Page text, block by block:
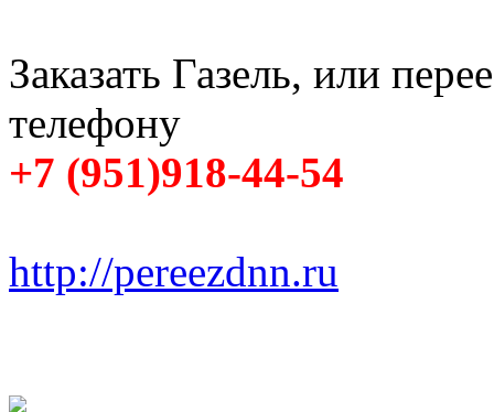
Заказать Газель, или
телефону
+7 (951)918-44-54
http://pereezdnn.ru